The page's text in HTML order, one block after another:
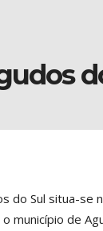
do Sul situa-se
município de